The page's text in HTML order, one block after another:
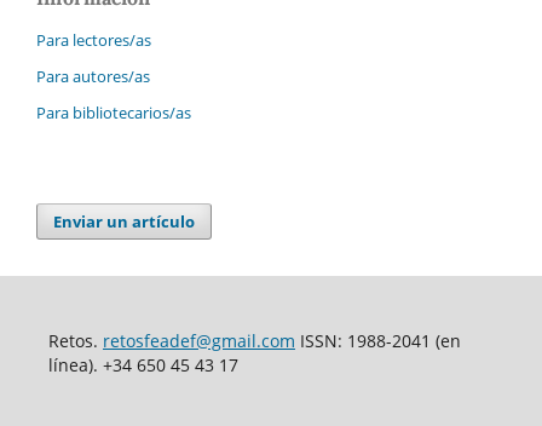
Para lectores/as
Para autores/as
Para bibliotecarios/as
Enviar un artículo
Retos. retosfeadef@gmail.com ISSN: 1988-2041 (en
línea). +34 650 45 43 17